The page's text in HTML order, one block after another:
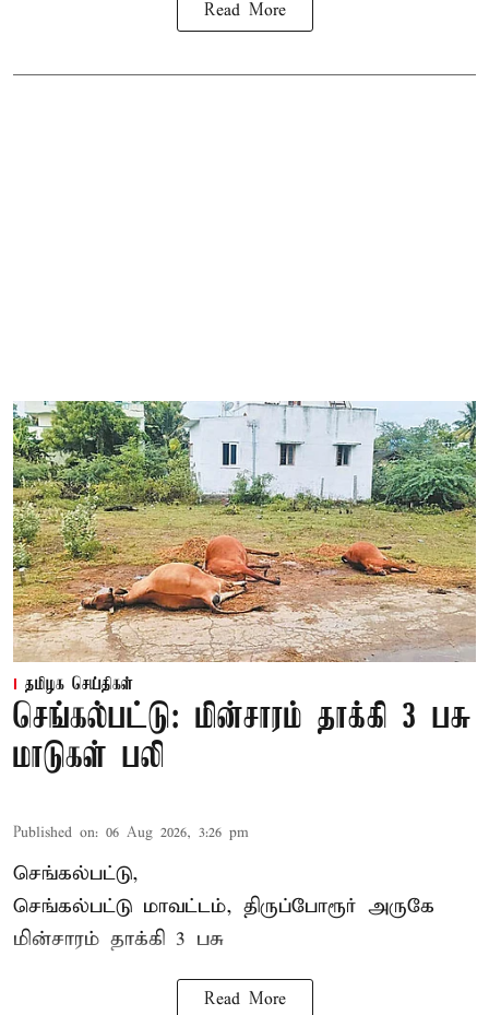
Read More
தமிழக செய்திகள்
செங்கல்பட்டு: மின்சாரம் தாக்கி 3 பசு
மாடுகள் பலி
Published on: 06 Aug 2026, 3:26 pm
செங்கல்பட்டு,
செங்கல்பட்டு மாவட்டம், திருப்போரூர் அருகே
மின்சாரம் தாக்கி 3 பசு
Read More